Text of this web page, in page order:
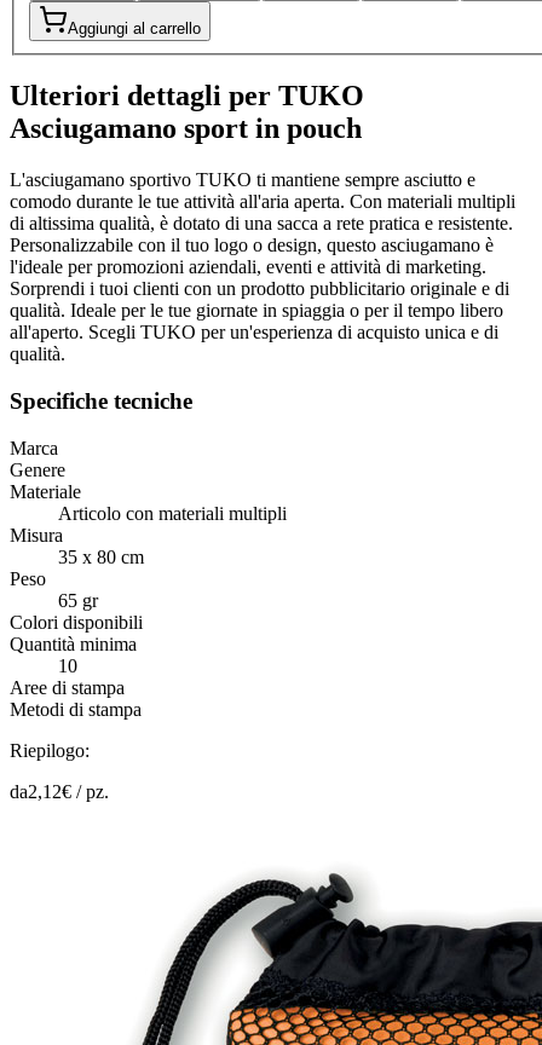
Aggiungi al carrello
Ulteriori dettagli per TUKO
Asciugamano sport in pouch
L'asciugamano sportivo TUKO ti mantiene sempre asciutto e
comodo durante le tue attività all'aria aperta. Con materiali multipli
di altissima qualità, è dotato di una sacca a rete pratica e resistente.
Personalizzabile con il tuo logo o design, questo asciugamano è
l'ideale per promozioni aziendali, eventi e attività di marketing.
Sorprendi i tuoi clienti con un prodotto pubblicitario originale e di
qualità. Ideale per le tue giornate in spiaggia o per il tempo libero
all'aperto. Scegli TUKO per un'esperienza di acquisto unica e di
qualità.
Specifiche tecniche
Marca
Genere
Materiale
Articolo con materiali multipli
Misura
35 x 80 cm
Peso
65 gr
Colori disponibili
Quantità minima
10
Aree di stampa
Metodi di stampa
Riepilogo:
da2,12€ /pz.